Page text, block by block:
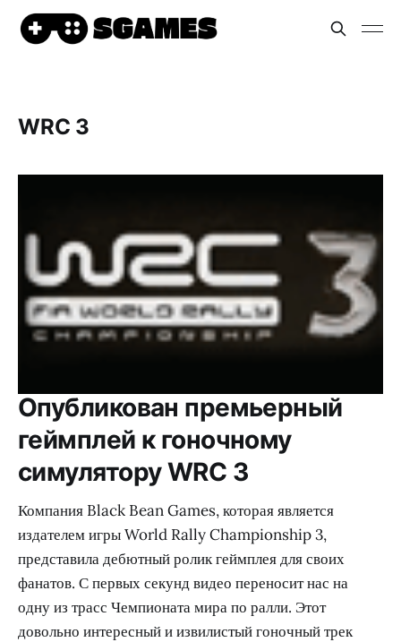
WRC 3
Опубликован премьерный
геймплей к гоночному
симулятору WRC 3
Компания Black Bean Games, которая является
издателем игры World Rally Championship 3,
представила дебютный ролик геймплея для своих
фанатов. С первых секунд видео переносит нас на
одну из трасс Чемпионата мира по ралли. Этот
довольно интересный и извилистый гоночный трек